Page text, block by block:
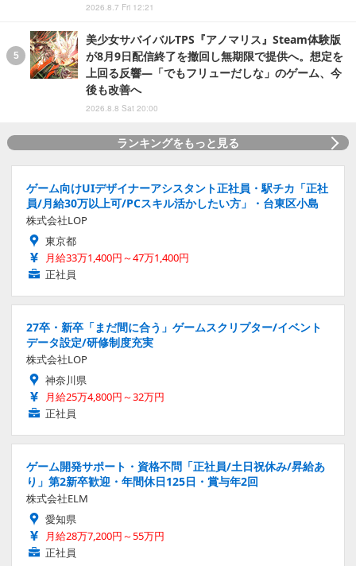
2026.8.7 Fri 12:21
美少女サバイバルTPS『アノマリス』Steam体験版
が8月9日配信終了を撤回し無期限で提供へ。想定を
上回る反響―「でもフリューだしな」のゲーム、今
後も改善へ
2026.8.8 Sat 20:00
ランキングをもっと見る
ゲーム向けUIデザイナーアシスタント正社員・駅チカ「正社
員/月給30万以上可/PCスキル活かしたい方」・台東区小島
株式会社LOP
東京都
月給33万1,400円～47万1,400円
正社員
27卒・新卒「まだ間に合う」ゲームスクリプター/イベント
データ設定/研修制度充実
株式会社LOP
神奈川県
月給25万4,800円～32万円
正社員
ゲーム開発サポート・資格不問「正社員/土日祝休み/昇給あ
り」第2新卒歓迎・年間休日125日・賞与年2回
株式会社ELM
愛知県
月給28万7,200円～55万円
正社員